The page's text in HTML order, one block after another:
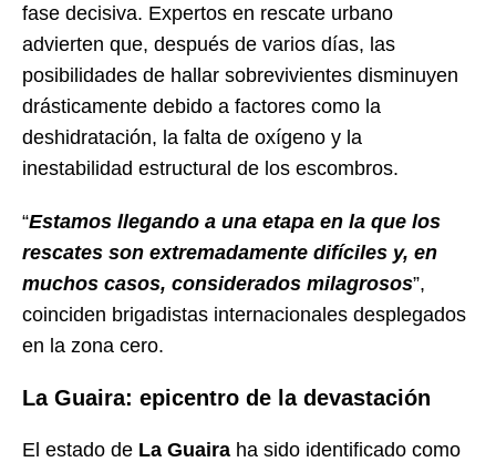
fase decisiva. Expertos en rescate urbano
advierten que, después de varios días, las
posibilidades de hallar sobrevivientes disminuyen
drásticamente debido a factores como la
deshidratación, la falta de oxígeno y la
inestabilidad estructural de los escombros.
“Estamos llegando a una etapa en la que los
rescates son extremadamente difíciles y, en
muchos casos, considerados milagrosos”,
coinciden brigadistas internacionales desplegados
en la zona cero.
La Guaira: epicentro de la devastación
El estado de La Guaira ha sido identificado como